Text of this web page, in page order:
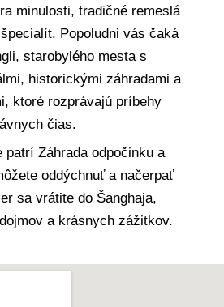
minulosti, tradičné remeslá
Popoludni vás čaká
starobylého mesta s
historickými záhradami a
ktoré rozprávajú príbehy
čias.
patrí Záhrada odpočinku a
oddýchnuť a načerpať
sa vrátite do Šanghaja,
a krásnych zážitkov.